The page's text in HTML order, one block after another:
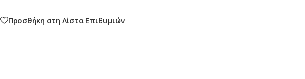
Προσθήκη στη Λίστα Επιθυμιών